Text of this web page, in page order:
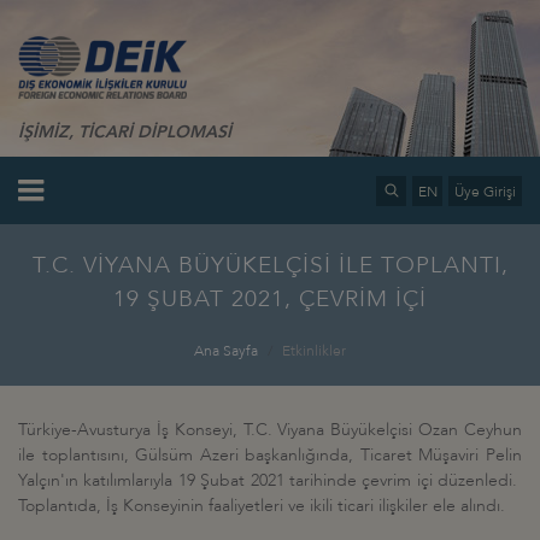
İŞİMİZ, TİCARİ DİPLOMASİ
EN Üye Girişi
T.C. VİYANA BÜYÜKELÇİSİ İLE TOPLANTI,
19 ŞUBAT 2021, ÇEVRİM İÇİ
Ana Sayfa Etkinlikler
Türkiye-Avusturya İş Konseyi, T.C. Viyana Büyükelçisi Ozan Ceyhun
ile toplantısını, Gülsüm Azeri başkanlığında, Ticaret Müşaviri Pelin
Yalçın'ın katılımlarıyla 19 Şubat 2021 tarihinde çevrim içi düzenledi.
Toplantıda, İş Konseyinin faaliyetleri ve ikili ticari ilişkiler ele alındı.